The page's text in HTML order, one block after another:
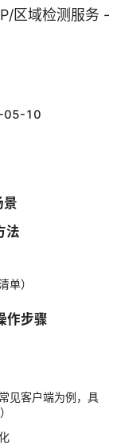
区域检测服务 -
05-10
景
法
单）
作步骤
见客户端为例，具